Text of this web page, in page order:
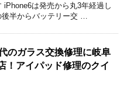
iPhone6は発売から丸3年経過し
半からバッテリー交 …
のガラス交換修理に岐阜
！アイパッド修理のクイ